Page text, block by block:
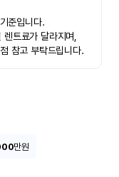
준입니다.
트료가 달라지며,
참고 부탁드립니다.
만원